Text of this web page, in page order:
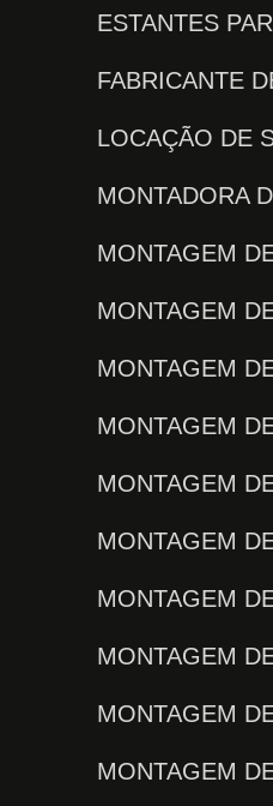
ESTANTES
FABRICANTE
LOCAÇÃO DE
MONTADORA
MONTAGEM
MONTAGEM
MONTAGEM
MONTAGEM
MONTAGEM
MONTAGEM
MONTAGEM
MONTAGEM
MONTAGEM
MONTAGEM